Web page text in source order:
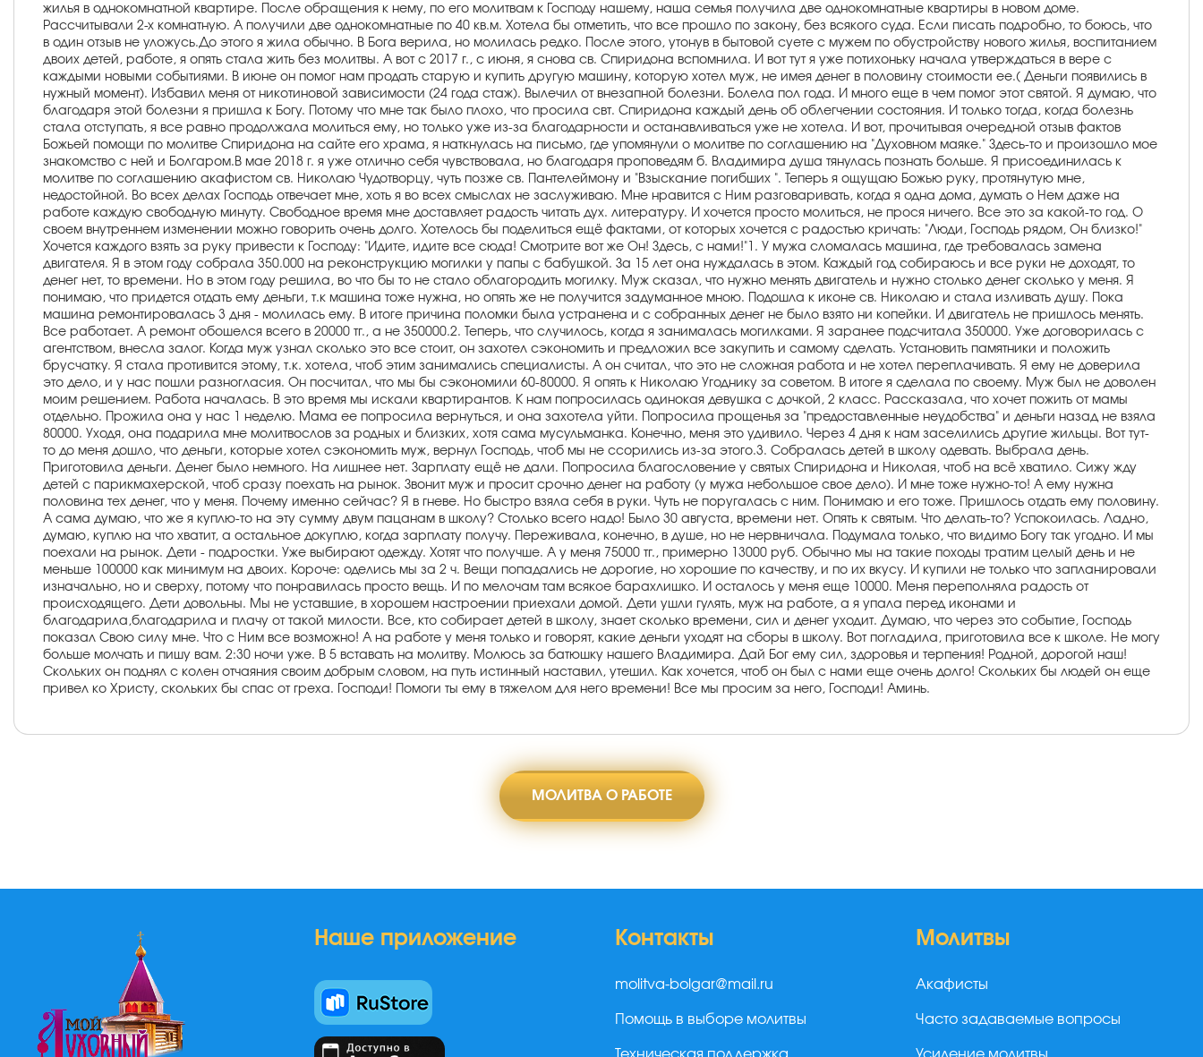
жилья в однокомнатной квартире. После обращения к нему, по его молитвам к Господу нашему, наша семья получила две однокомнатные квартиры в новом доме.
Рассчитывали 2-х комнатную. А получили две однокомнатные по 40 кв.м. Хотела бы отметить, что все прошло по закону, без всякого суда. Если писать подробно, то боюсь, что
в один отзыв не уложусь.До этого я жила обычно. В Бога верила, но молилась редко. После этого, утонув в бытовой суете с мужем по обустройству нового жилья, воспитанием
двоих детей, работе, я опять стала жить без молитвы. А вот с 2017 г., с июня, я снова св. Спиридона вспомнила. И вот тут я уже потихоньку начала утверждаться в вере с
каждыми новыми событиями. В июне он помог нам продать старую и купить другую машину, которую хотел муж, не имея денег в половину стоимости ее.( Деньги появились в
нужный момент). Избавил меня от никотиновой зависимости (24 года стаж). Вылечил от внезапной болезни. Болела пол года. И много еще в чем помог этот святой. Я думаю, что
благодаря этой болезни я пришла к Богу. Потому что мне так было плохо, что просила свт. Спиридона каждый день об облегчении состояния. И только тогда, когда болезнь
стала отступать, я все равно продолжала молиться ему, но только уже из-за благодарности и останавливаться уже не хотела. И вот, прочитывая очередной отзыв фактов
Божьей помощи по молитве Спиридона на сайте его храма, я наткнулась на письмо, где упомянули о молитве по соглашению на "Духовном маяке." Здесь-то и произошло мое
знакомство с ней и Болгаром.В мае 2018 г. я уже отлично себя чувствовала, но благодаря проповедям б. Владимира душа тянулась познать больше. Я присоединилась к
молитве по соглашению акафистом св. Николаю Чудотворцу, чуть позже св. Пантелеймону и "Взыскание погибших ". Теперь я ощущаю Божью руку, протянутую мне,
недостойной. Во всех делах Господь отвечает мне, хоть я во всех смыслах не заслуживаю. Мне нравится с Ним разговаривать, когда я одна дома, думать о Нем даже на
работе каждую свободную минуту. Свободное время мне доставляет радость читать дух. литературу. И хочется просто молиться, не прося ничего. Все это за какой-то год. О
своем внутреннем изменении можно говорить очень долго. Хотелось бы поделиться ещё фактами, от которых хочется с радостью кричать: "Люди, Господь рядом, Он близко!"
Хочется каждого взять за руку привести к Господу: "Идите, идите все сюда! Смотрите вот же Он! Здесь, с нами!"1. У мужа сломалась машина, где требовалась замена
двигателя. Я в этом году собрала 350.000 на реконструкцию могилки у папы с бабушкой. За 15 лет она нуждалась в этом. Каждый год собираюсь и все руки не доходят, то
денег нет, то времени. Но в этом году решила, во что бы то не стало облагородить могилку. Муж сказал, что нужно менять двигатель и нужно столько денег сколько у меня. Я
понимаю, что придется отдать ему деньги, т.к машина тоже нужна, но опять же не получится задуманное мною. Подошла к иконе св. Николаю и стала изливать душу. Пока
машина ремонтировалась 3 дня - молилась ему. В итоге причина поломки была устранена и с собранных денег не было взято ни копейки. И двигатель не пришлось менять.
Все работает. А ремонт обошелся всего в 20000 тг., а не 350000.2. Теперь, что случилось, когда я занималась могилками. Я заранее подсчитала 350000. Уже договорилась с
агентством, внесла залог. Когда муж узнал сколько это все стоит, он захотел сэкономить и предложил все закупить и самому сделать. Установить памятники и положить
брусчатку. Я стала противится этому, т.к. хотела, чтоб этим занимались специалисты. А он считал, что это не сложная работа и не хотел переплачивать. Я ему не доверила
это дело, и у нас пошли разногласия. Он посчитал, что мы бы сэкономили 60-80000. Я опять к Николаю Угоднику за советом. В итоге я сделала по своему. Муж был не доволен
моим решением. Работа началась. В это время мы искали квартирантов. К нам попросилась одинокая девушка с дочкой, 2 класс. Рассказала, что хочет пожить от мамы
отдельно. Прожила она у нас 1 неделю. Мама ее попросила вернуться, и она захотела уйти. Попросила прощенья за "предоставленные неудобства" и деньги назад не взяла
80000. Уходя, она подарила мне молитвослов за родных и близких, хотя сама мусульманка. Конечно, меня это удивило. Через 4 дня к нам заселились другие жильцы. Вот тут-
то до меня дошло, что деньги, которые хотел сэкономить муж, вернул Господь, чтоб мы не ссорились из-за этого.3. Собралась детей в школу одевать. Выбрала день.
Приготовила деньги. Денег было немного. На лишнее нет. Зарплату ещё не дали. Попросила благословение у святых Спиридона и Николая, чтоб на всё хватило. Сижу жду
детей с парикмахерской, чтоб сразу поехать на рынок. Звонит муж и просит срочно денег на работу (у мужа небольшое свое дело). И мне тоже нужно-то! А ему нужна
половина тех денег, что у меня. Почему именно сейчас? Я в гневе. Но быстро взяла себя в руки. Чуть не поругалась с ним. Понимаю и его тоже. Пришлось отдать ему половину.
А сама думаю, что же я куплю-то на эту сумму двум пацанам в школу? Столько всего надо! Было 30 августа, времени нет. Опять к святым. Что делать-то? Успокоилась. Ладно,
думаю, куплю на что хватит, а остальное докуплю, когда зарплату получу. Переживала, конечно, в душе, но не нервничала. Подумала только, что видимо Богу так угодно. И мы
поехали на рынок. Дети - подростки. Уже выбирают одежду. Хотят что получше. А у меня 75000 тг., примерно 13000 руб. Обычно мы на такие походы тратим целый день и не
меньше 100000 как минимум на двоих. Короче: оделись мы за 2 ч. Вещи попадались не дорогие, но хорошие по качеству, и по их вкусу. И купили не только что запланировали
изначально, но и сверху, потому что понравилась просто вещь. И по мелочам там всякое барахлишко. И осталось у меня еще 10000. Меня переполняла радость от
происходящего. Дети довольны. Мы не уставшие, в хорошем настроении приехали домой. Дети ушли гулять, муж на работе, а я упала перед иконами и
благодарила,благодарила и плачу от такой милости. Все, кто собирает детей в школу, знает сколько времени, сил и денег уходит. Думаю, что через это событие, Господь
показал Свою силу мне. Что с Ним все возможно! А на работе у меня только и говорят, какие деньги уходят на сборы в школу. Вот погладила, приготовила все к школе. Не могу
больше молчать и пишу вам. 2:30 ночи уже. В 5 вставать на молитву. Молюсь за батюшку нашего Владимира. Дай Бог ему сил, здоровья и терпения! Родной, дорогой наш!
Скольких он поднял с колен отчаяния своим добрым словом, на путь истинный наставил, утешил. Как хочется, чтоб он был с нами еще очень долго! Скольких бы людей он еще
привел ко Христу, скольких бы спас от греха. Господи! Помоги ты ему в тяжелом для него времени! Все мы просим за него, Господи! Аминь.
МОЛИТВА О РАБОТЕ
Наше приложение Контакты
molitva-bolgar@mail.ru
Помощь в выборе молитвы
Молитвы
Акафисты
Часто задаваемые вопросы